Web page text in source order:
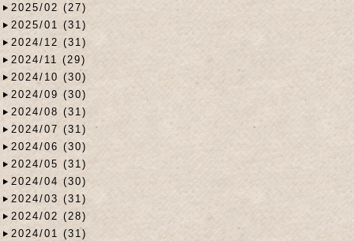
2025/02 (27)
2025/01 (31)
2024/12 (31)
2024/11 (29)
2024/10 (30)
2024/09 (30)
2024/08 (31)
2024/07 (31)
2024/06 (30)
2024/05 (31)
2024/04 (30)
2024/03 (31)
2024/02 (28)
2024/01 (31)